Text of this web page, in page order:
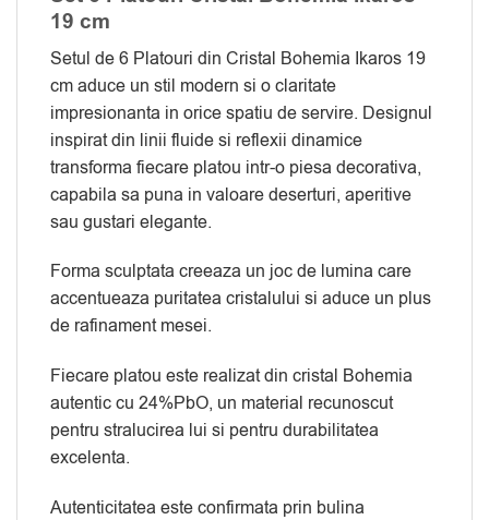
19 cm
Setul de 6 Platouri din Cristal Bohemia Ikaros 19
cm aduce un stil modern si o claritate
impresionanta in orice spatiu de servire. Designul
inspirat din linii fluide si reflexii dinamice
transforma fiecare platou intr-o piesa decorativa,
capabila sa puna in valoare deserturi, aperitive
sau gustari elegante.
Forma sculptata creeaza un joc de lumina care
accentueaza puritatea cristalului si aduce un plus
de rafinament mesei.
Fiecare platou este realizat din cristal Bohemia
autentic cu 24%PbO, un material recunoscut
pentru stralucirea lui si pentru durabilitatea
excelenta.
Autenticitatea este confirmata prin bulina